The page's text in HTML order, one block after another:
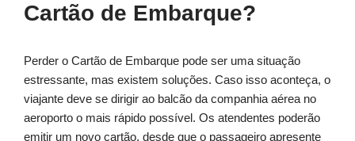
Cartão de Embarque?
Perder o Cartão de Embarque pode ser uma situação
estressante, mas existem soluções. Caso isso aconteça, o
viajante deve se dirigir ao balcão da companhia aérea no
aeroporto o mais rápido possível. Os atendentes poderão
emitir um novo cartão, desde que o passageiro apresente